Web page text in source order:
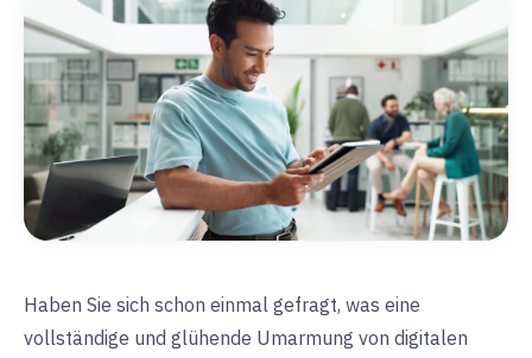
Haben Sie sich schon einmal gefragt, was eine
vollständige und glühende Umarmung von digitalen